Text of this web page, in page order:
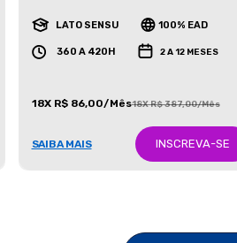
LATO SENSU 100% EAD
360 A 420H 2 A 12 MESES
18X R$ 86,00/Mês18X R$ 387,00/Mês
SAIBA MAIS INSCREVA-SE